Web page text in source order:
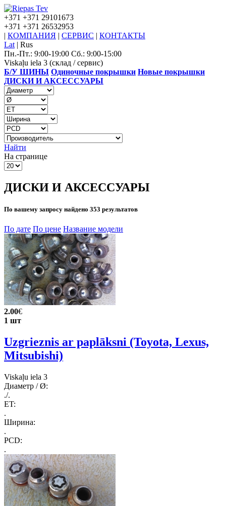
+371 +371 29101673
+371 +371 26532953
| КОМПАНИЯ | СЕРВИС | КОНТАКТЫ
Lat | Rus
Пн.-Пт.: 9:00-19:00 Сб.: 9:00-15:00
Viskaļu iela 3 (склад / сервис)
Б/У ШИНЫ Одиночные покрышки Новые покрышки
ДИСКИ И АКСЕССУАРЫ
Найти
На странице
ДИСКИ И АКСЕССУАРЫ
По вашему запросу найдено 353 результатов
По дате По цене Название модели
2.00€
1 шт
Uzgrieznis ar paplāksni (Toyota, Lexus,
Mitsubishi)
Viskaļu iela 3
Диаметр / Ø:
./.
ET:
.
Ширина:
.
PCD:
.